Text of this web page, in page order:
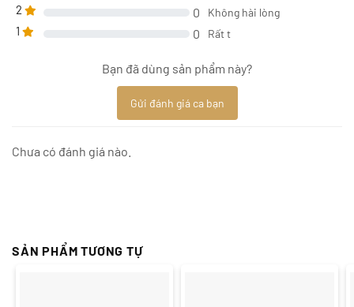
2 0 Không hài lòng
1 0 Rất t
Bạn đã dùng sản phẩm này?
Gửi đánh giá ca bạn
Chưa có đánh giá nào.
SẢN PHẨM TƯƠNG TỰ